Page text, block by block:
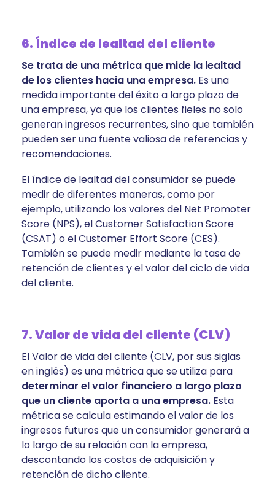
6. Índice de lealtad del cliente
Se trata de una métrica que mide la lealtad
de los clientes hacia una empresa. Es una
medida importante del éxito a largo plazo de
una empresa, ya que los clientes fieles no solo
generan ingresos recurrentes, sino que también
pueden ser una fuente valiosa de referencias y
recomendaciones.
El índice de lealtad del consumidor se puede
medir de diferentes maneras, como por
ejemplo, utilizando los valores del Net Promoter
Score (NPS), el Customer Satisfaction Score
(CSAT) o el Customer Effort Score (CES).
También se puede medir mediante la tasa de
retención de clientes y el valor del ciclo de vida
del cliente.
7. Valor de vida del cliente (CLV)
El Valor de vida del cliente (CLV, por sus siglas
en inglés) es una métrica que se utiliza para
determinar el valor financiero a largo plazo
que un cliente aporta a una empresa. Esta
métrica se calcula estimando el valor de los
ingresos futuros que un consumidor generará a
lo largo de su relación con la empresa,
descontando los costos de adquisición y
retención de dicho cliente.